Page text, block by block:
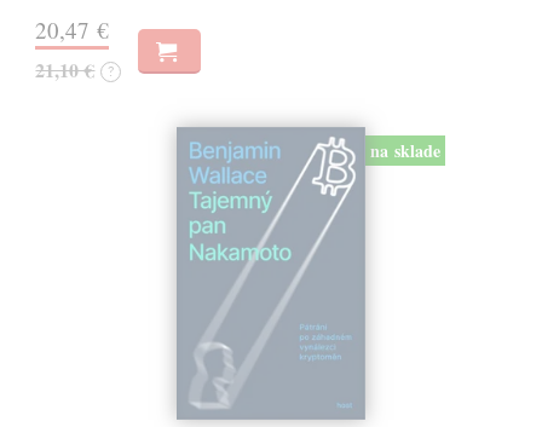
20,47 €
21,10 € ?
na sklade